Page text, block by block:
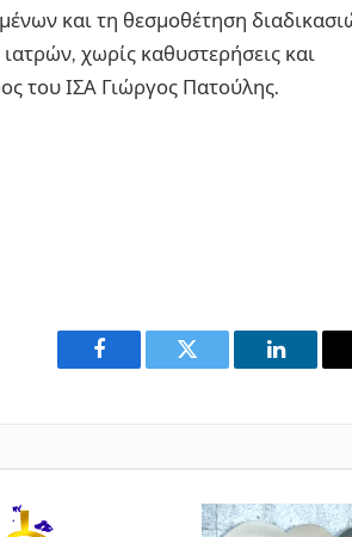
και τη θεσμοθέτηση
χωρίς καθυστερήσεις και
του ΙΣΑ Γιώργος Πατούλης.
Facebook Twitter LinkedIn